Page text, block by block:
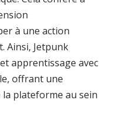
à une action
Ainsi, Jetpunk
apprentissage avec
offrant une
plateforme au sein